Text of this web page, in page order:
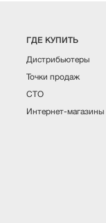
ГДЕ КУПИТЬ
Дистрибьютеры
Точки продаж
СТО
Интернет-магазины